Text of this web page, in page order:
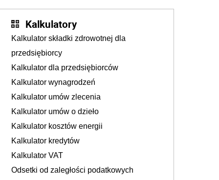
Kalkulatory
Kalkulator składki zdrowotnej dla
przedsiębiorcy
Kalkulator dla przedsiębiorców
Kalkulator wynagrodzeń
Kalkulator umów zlecenia
Kalkulator umów o dzieło
Kalkulator kosztów energii
Kalkulator kredytów
Kalkulator VAT
Odsetki od zaległości podatkowych